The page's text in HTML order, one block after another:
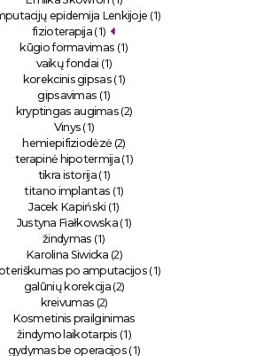
epidemija Lenkijoje (1)
fizioterapija (1)
kūgio formavimas (1)
vaikų fondai (1)
korekcinis gipsas(1)
gipsavimas (1)
kryptingas augimas (2)
Vinys (1)
hemiepifiziodėzė(2)
terapinė hipotermija(1)
tikra istorija (1)
titano implantas (1)
Jacek Kapiński (1)
Justyna Fiałkowska (1)
žindymas (1)
Karolina Siwicka (2)
po amputacijos(1)
galūnių korekcija(2)
kreivumas (2)
Kosmetinis prailginimas
žindymo laikotarpis (1)
gydymas be operacijos (1)